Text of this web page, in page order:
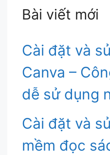
Bài viết mới
Cài đặt và
Canva –
dễ sử dụng
Cài đặt và
mềm đọc